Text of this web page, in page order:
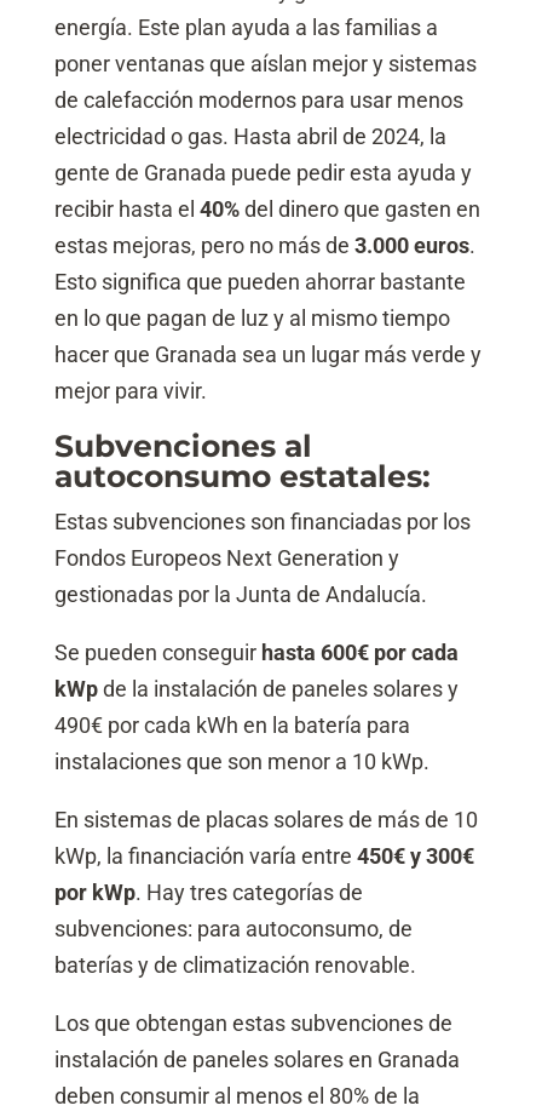
energía. Este plan ayuda a las familias a
poner ventanas que aíslan mejor y sistemas
de calefacción modernos para usar menos
electricidad o gas. Hasta abril de 2024, la
gente de Granada puede pedir esta ayuda y
recibir hasta el 40%del dinero que gasten en
estas mejoras, pero no más de 3.000 euros.
Esto significa que pueden ahorrar bastante
en lo que pagan de luz y al mismo tiempo
hacer que Granada sea un lugar más verde y
mejor para vivir.
Subvenciones al
autoconsumo estatales:
Estas subvenciones son financiadas por los
Fondos Europeos Next Generation y
gestionadas por la Junta de Andalucía.
Se pueden conseguir hasta 600€ por cada
kWpde la instalación de paneles solares y
490€ por cada kWh en la batería para
instalaciones que son menor a 10 kWp.
En sistemas de placas solares de más de 10
kWp, la financiación varía entre 450€ y 300€
por kWp. Hay tres categorías de
subvenciones: para autoconsumo, de
baterías y de climatización renovable.
Los que obtengan estas subvenciones de
instalación de paneles solares en Granada
deben consumir al menos el 80% de la